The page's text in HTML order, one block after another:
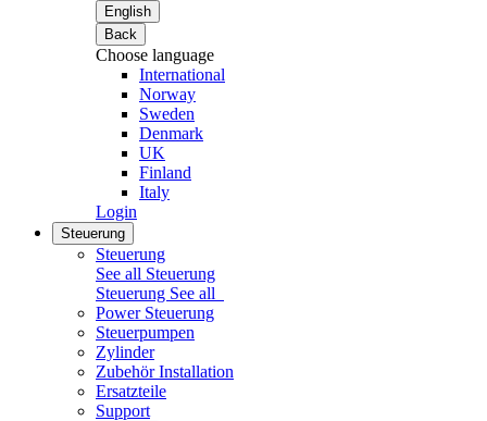
English
Back
Choose language
International
Norway
Sweden
Denmark
UK
Finland
Italy
Login
Steuerung
Steuerung
See all Steuerung
Steuerung See all
Power Steuerung
Steuerpumpen
Zylinder
Zubehör Installation
Ersatzteile
Support